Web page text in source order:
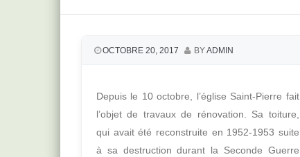
OCTOBRE 20, 2017 BYADMIN
Depuis le 10 octobre, l’église Saint-Pierre fait
l’objet de travaux de rénovation. Sa toiture,
qui avait été reconstruite en 1952-1953 suite
à sa destruction durant la Seconde Guerre